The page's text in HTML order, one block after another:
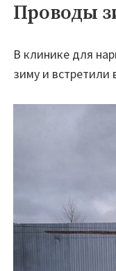
Проводы
В клинике для
зиму и встретили